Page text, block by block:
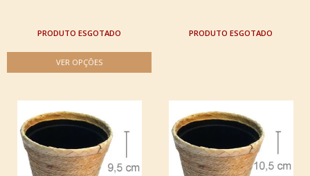
ESGOTADO ESGOTADO